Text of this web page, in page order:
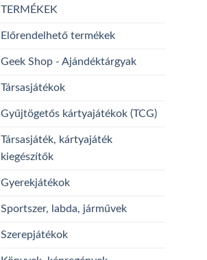
TERMÉKEK
Előrendelhető termékek
Geek Shop - Ajándéktárgyak
Társasjátékok
Gyűjtögetős kártyajátékok (TCG)
Társasjáték, kártyajáték
kiegészítők
Gyerekjátékok
Sportszer, labda, járművek
Szerepjátékok